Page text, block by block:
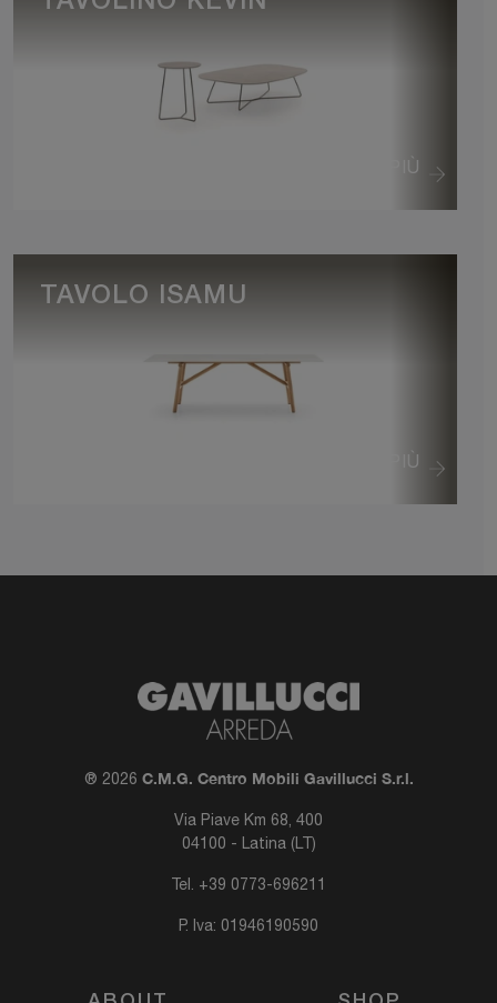
VEDI DI PIÙ
VEDI DI PIÙ
TAVOLO ISAMU
® 2026 C.M.G. Centro Mobili Gavillucci S.r.l.
Via Piave Km 68, 400
04100 - Latina (LT)
Tel. +39 0773-696211
P. Iva: 01946190590